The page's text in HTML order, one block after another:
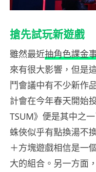
搶先試玩新遊戲
雖然最近抽角色課金
來有很大影響，但是
鬥會議中有不少新作
計會在今年春天開始
TSUM》便是其中之
蛛俠似乎有點換湯不
＋方塊遊戲相信是一
大的組合。另一方面